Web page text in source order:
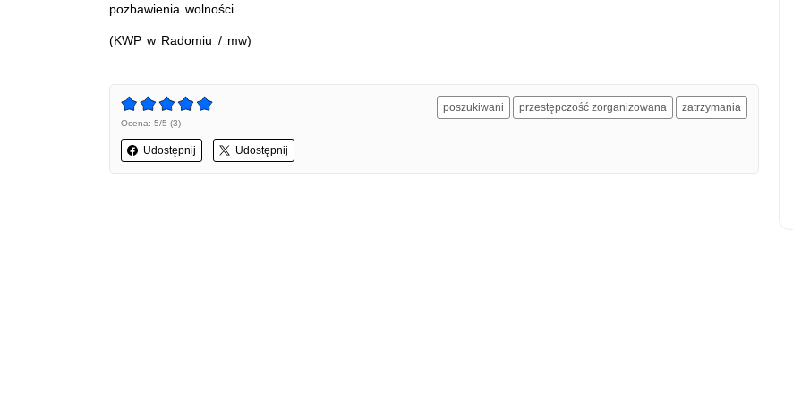
pozbawienia wolności.
(KWP w Radomiu / mw)
Ocena: 5/5 (3)
Udostępnij Udostępnij
poszukiwani przestępczość zorganizowana zatrzymania